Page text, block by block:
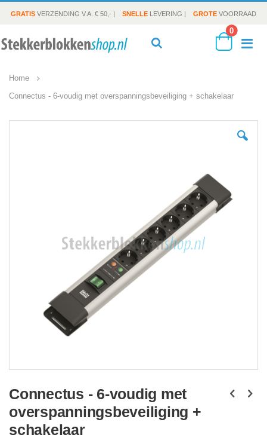
GRATIS VERZENDING V.A. € 50,- | SNELLE LEVERING | GROTE VOORRAAD
Cart
0
Home
Connectus - 6-voudig met overspanningsbeveiliging + schakelaar
naar
het
begin
de
Connectus - 6-voudig met
overspanningsbeveiliging +
schakelaar